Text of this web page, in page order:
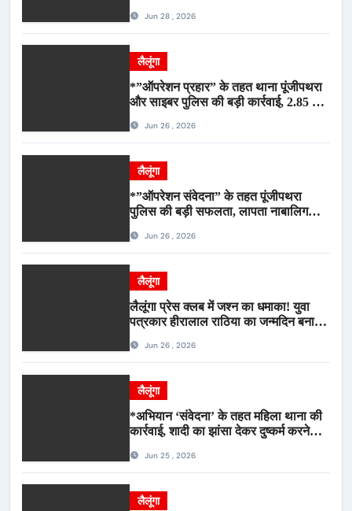
Jun 28 , 2026
लैलूंगा
*”ऑपरेशन प्रहार” के तहत थाना पूंजीपथरा
और साइबर पुलिस की बड़ी कार्रवाई, 2.85 टन
Jun 26 , 2026
लैलूंगा
*”ऑपरेशन संवेदना” के तहत पूंजीपथरा
पुलिस की बड़ी सफलता, लापता नाबालिग
आरोपी गिरफ्तार*
Jun 26 , 2026
लैलूंगा
लैलूंगा प्रेस क्लब में जश्न का धमाका! युवा
पत्रकार हीरालाल राठिया का जन्मदिन बना
स्वरJun 26 , 2026
लैलूंगा
*अभियान ‘संवेदना’ के तहत महिला थाना की
कार्रवाई, शादी का झांसा देकर दुष्कर्म करने
Jun 25 , 2026
लैलूंगा